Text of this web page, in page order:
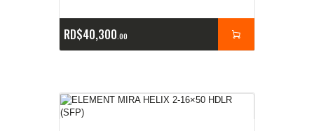
RD$40,300 00